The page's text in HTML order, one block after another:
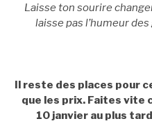
Laisse ton sourire
laisse pas l’humeur
Il reste des places pour
que les prix. Faites vite
10 janvier au plus